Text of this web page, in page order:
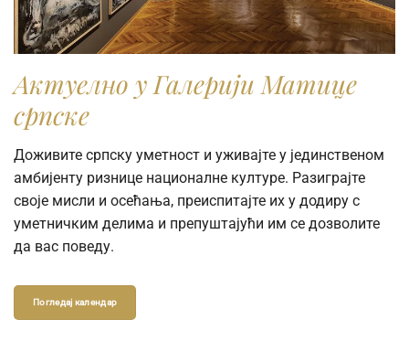
Актуелно у Галерији Матице
српске
Доживите српску уметност и уживајте у јединственом
амбијенту ризнице националне културе. Разиграјте
своје мисли и осећања, преиспитајте их у додиру с
уметничким делима и препуштајући им се дозволите
да вас поведу.
Погледај календар